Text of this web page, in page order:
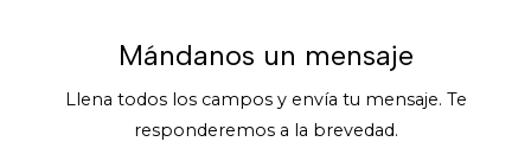
Mándanos un mensaje
Llena todos los campos y envía tu mensaje. Te
responderemos a la brevedad.